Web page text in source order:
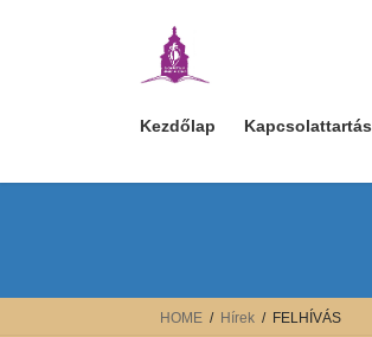
Kezdőlap Kapcsolattartás
HOME Hírek FELHÍVÁS